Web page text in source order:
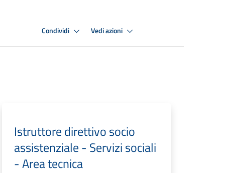
Condividi Vedi azioni
Istruttore direttivo socio
assistenziale - Servizi sociali
- Area tecnica